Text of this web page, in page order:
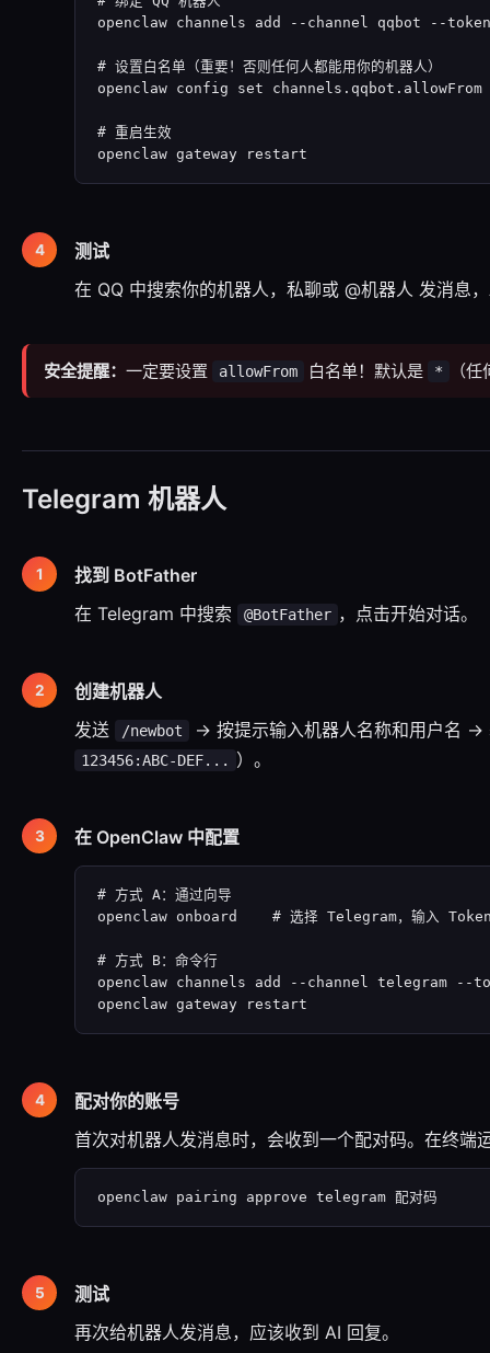
openclaw channels add --channel qqbot --token
# 设置白名单（重要！否则任何人都能用你的机器人）
openclaw config set channels.qqbot.allowFrom "
# 重启生效
openclaw gateway restart
测试
在 QQ 中搜索你的机器人，私聊或 @机器人 发消息
安全提醒： 一定要设置 allowFrom 白名单！默认是 * （
Telegram 机器人
找到 BotFather
在 Telegram 中搜索
@BotFather ，点击开始对话。
创建机器人
发送
/newbot → 按提示输入机器人名称和用户名
123456:ABC-DEF... ）。
在 OpenClaw 中配置
# 方式 A：通过向导
openclaw onboard    # 选择 Telegram，输入
# 方式 B：命令行
openclaw channels add --channel telegram --
openclaw gateway restart
配对你的账号
首次对机器人发消息时，会收到一个配对码。在终端
openclaw pairing approve telegram 配对码
测试
再次给机器人发消息，应该收到 AI 回复。